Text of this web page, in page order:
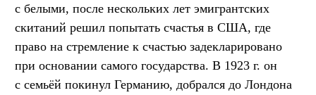
с белыми, после нескольких лет эмигрантских
скитаний решил попытать счастья в США, где
право на стремление к счастью задекларировано
при основании самого государства. В 1923 г. он
с семьёй покинул Германию, добрался до Лондона